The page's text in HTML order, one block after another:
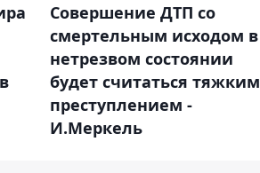
Совершение ДТП со
смертельным исходом в
нетрезвом состоянии
будет считаться тяжким
преступлением -
И.Меркель